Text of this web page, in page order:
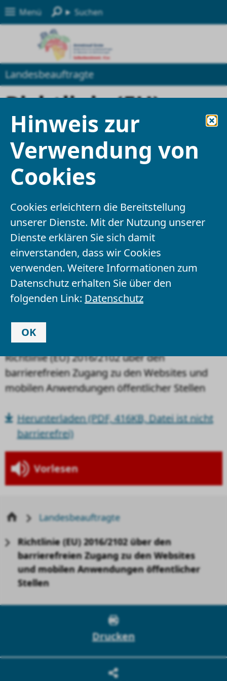
Menü Suchen
Hinweis zur
Verwendung von
Cookies
Cookies erleichtern die Bereitstellung
unserer Dienste. Mit der Nutzung unserer
Dienste erklären Sie sich damit
einverstanden, dass wir Cookies
verwenden. Weitere Informationen zum
Datenschutz erhalten Sie über den
folgenden Link: Datenschutz
OK
Landesbeauftragte
Vorlesen
Richtlinie (EU)
2016/2102 über den
barrierefreien
Zugang zu den
Websites und
mobilen
Anwendungen
öffentlicher Stellen
11.12.2019
Richtlinie (EU) 2016/2102 über den
barrierefreien Zugang zu den Websites und
mobilen Anwendungen öffentlicher Stellen
Herunterladen(PDF, 416KB, Datei ist nicht
barrierefrei)
Landesbeauftragte
Richtlinie (EU) 2016/2102 über den
barrierefreien Zugang zu den Websites
und mobilen Anwendungen öffentlicher
Stellen
Drucken